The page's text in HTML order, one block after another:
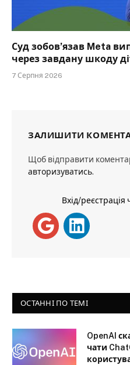
Суд зобов’язав Meta
через завдану шкоду
7 Серпня 2026
ЗАЛИШИТИ
Щоб відправити
авторизуватись.
Вхід/
ОСТАННІ ПО ТЕМІ
OpenAI
чати